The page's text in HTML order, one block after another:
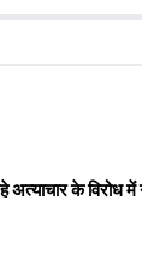
अत्याचार के विरोध